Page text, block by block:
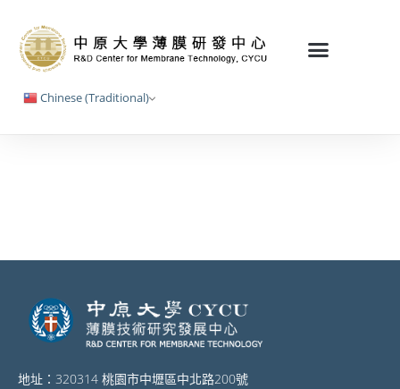
Chinese (Traditional)
地址：320314 桃園市中壢區中北路200號